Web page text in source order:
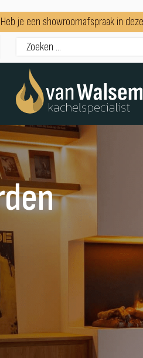
je een showroomafspraak in